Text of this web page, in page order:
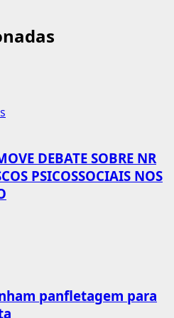
DEBATE SOBRE NR
PSICOSSOCIAIS NOS
panfletagem para